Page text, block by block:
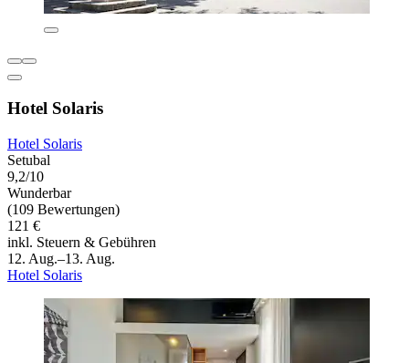
Hotel Solaris
Hotel Solaris
Setubal
9,2/10
Wunderbar
(109 Bewertungen)
121 €
inkl. Steuern & Gebühren
12. Aug.–13. Aug.
Hotel Solaris